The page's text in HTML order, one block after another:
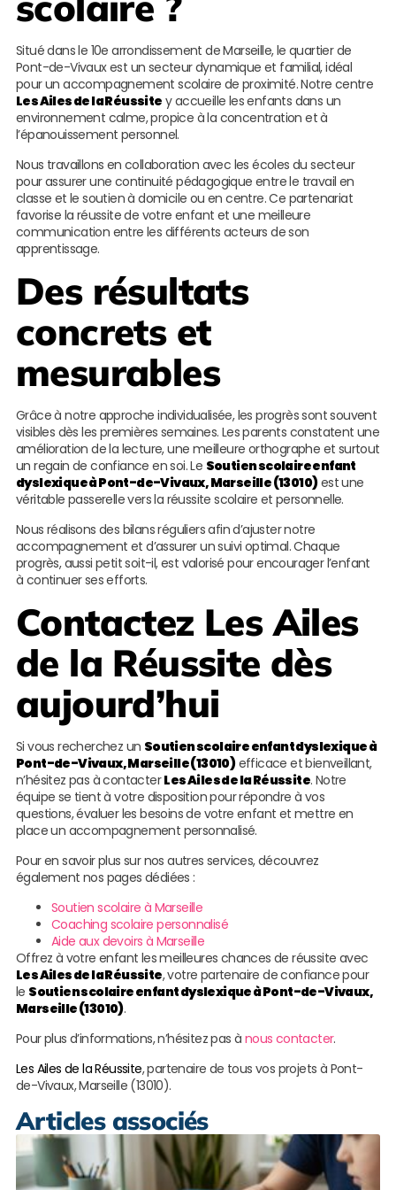
Situé dans le 10e arrondissement de Marseille, le quartier de
Pont-de-Vivaux est un secteur dynamique et familial, idéal
pour un accompagnement scolaire de proximité. Notre centre
Les Ailes de la Réussite y accueille les enfants dans un
environnement calme, propice à la concentration et à
l’épanouissement personnel.
Nous travaillons en collaboration avec les écoles du secteur
pour assurer une continuité pédagogique entre le travail en
classe et le soutien à domicile ou en centre. Ce partenariat
favorise la réussite de votre enfant et une meilleure
communication entre les différents acteurs de son
apprentissage.
Des résultats
concrets et
mesurables
Grâce à notre approche individualisée, les progrès sont souvent
visibles dès les premières semaines. Les parents constatent une
amélioration de la lecture, une meilleure orthographe et surtout
un regain de confiance en soi. Le Soutien scolaire enfant
dyslexique à Pont-de-Vivaux, Marseille (13010)est une
véritable passerelle vers la réussite scolaire et personnelle.
Nous réalisons des bilans réguliers afin d’ajuster notre
accompagnement et d’assurer un suivi optimal. Chaque
progrès, aussi petit soit-il, est valorisé pour encourager l’enfant
à continuer ses efforts.
Contactez Les Ailes
de la Réussite dès
aujourd’hui
Si vous recherchez un Soutien scolaire enfant dyslexique à
Pont-de-Vivaux, Marseille (13010)efficace et bienveillant,
n’hésitez pas à contacterLes Ailes de la Réussite. Notre
équipe se tient à votre disposition pour répondre à vos
questions, évaluer les besoins de votre enfant et mettre en
place un accompagnement personnalisé.
Pour en savoir plus sur nos autres services, découvrez
également nos pages dédiées :
Soutien scolaire à Marseille
Coaching scolaire personnalisé
Aide aux devoirs à Marseille
Offrez à votre enfant les meilleures chances de réussite avec
Les Ailes de la Réussite, votre partenaire de confiance pour
le Soutien scolaire enfant dyslexique à Pont-de-Vivaux,
Marseille (13010).
Pour plus d’informations, n’hésitez pas à nous contacter.
Les Ailes de la Réussite, partenaire de tous vos projets à Pont-
de-Vivaux, Marseille (13010).
Articles associés